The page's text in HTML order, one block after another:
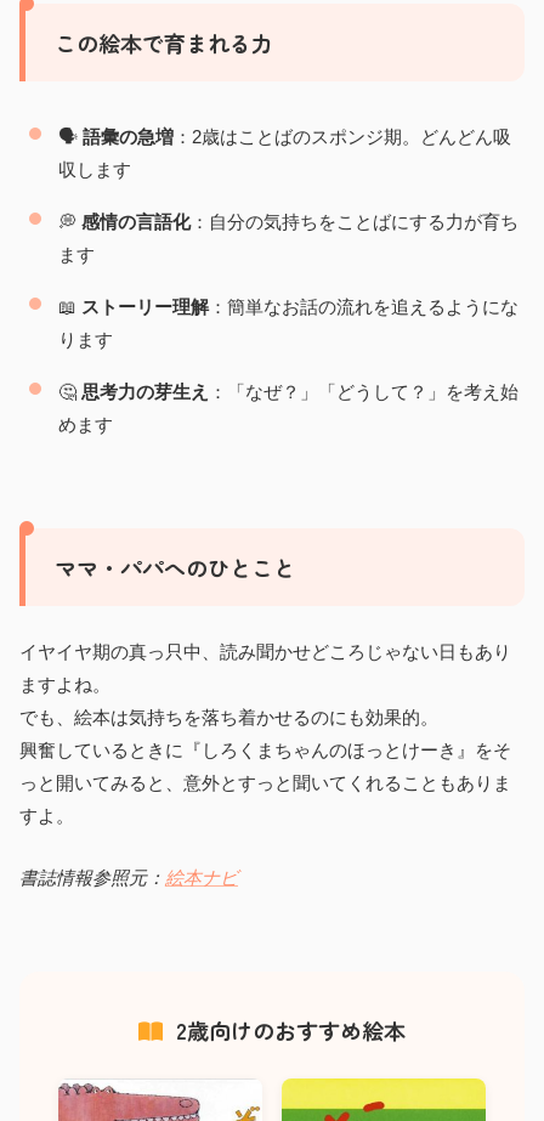
この絵本で育まれる力
🗣️ 語彙の急増 ：2歳はことばのスポンジ期。どんどん吸
収します
💭 感情の言語化：自分の気持ちをことばにする力が育ち
ます
📖 ストーリー理解：簡単なお話の流れを追えるようにな
ります
🤔 思考力の芽生え ：「なぜ？」「どうして？」を考え始
めます
ママ・パパへのひとこと
イヤイヤ期の真っ只中、読み聞かせどころじゃない日もあり
ますよね。
でも、絵本は気持ちを落ち着かせるのにも効果的。
興奮しているときに『しろくまちゃんのほっとけーき』をそ
っと開いてみると、意外とすっと聞いてくれることもありま
すよ。
書誌情報参照元： 絵本ナビ
2歳向けのおすすめ絵本